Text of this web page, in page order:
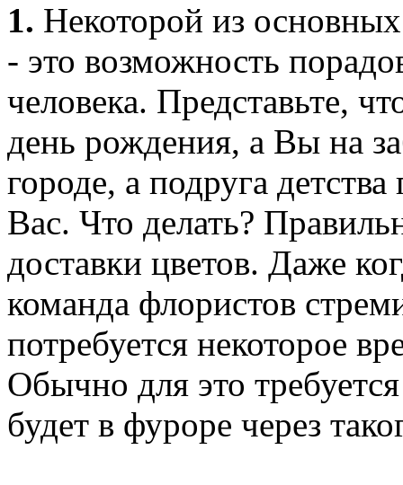
1. Некоторой из
- это возможность
человека. Представьте,
день рождения, а Вы на
городе, а подруга
Вас. Что делать?
доставки цветов. Даже
команда флористов
потребуется некоторое
Обычно для это
будет в фуроре через